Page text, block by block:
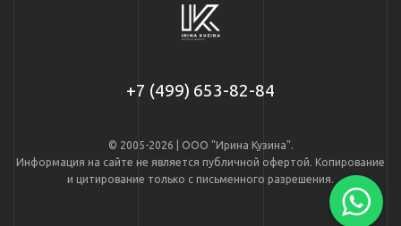
+7 (499) 653-82-84
© 2005-2026 | ООО "Ирина Кузина".
Информация на сайте не является публичной офертой. Копирование
и цитирование только с письменного разрешения.